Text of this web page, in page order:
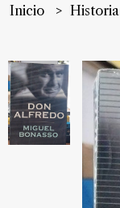
Inicio Historia